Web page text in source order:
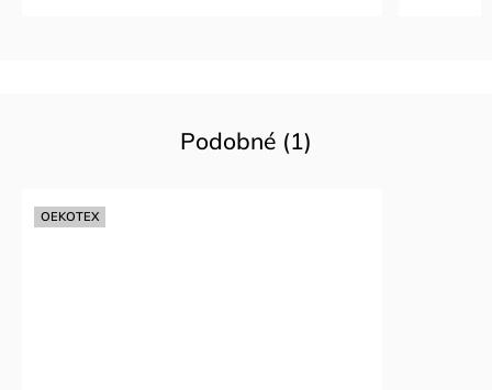
Podobné (1)
OEKOTEX